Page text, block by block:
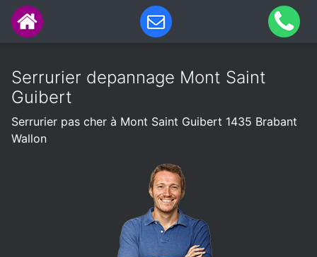
Serrurier depannage Mont Saint
Guibert
Serrurier pas cher à Mont Saint Guibert 1435 Brabant
Wallon